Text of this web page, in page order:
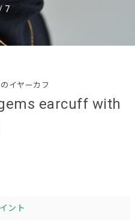
earcuff with
イヤーカフ
ント
7